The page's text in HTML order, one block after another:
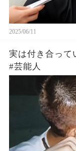
2025/06/11
実は付き合って
#芸能人